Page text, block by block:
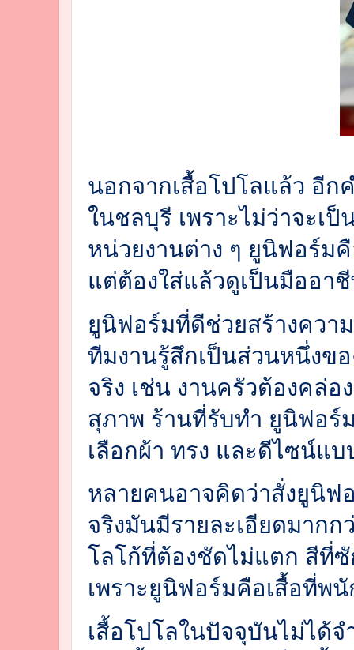
นอกจากเสื้อโปโลแล้ว อี
ในชลบุรี เพราะไม่ว่าจะเ
หน่วยงานต่าง ๆ ยูนิฟอร์ม
แต่ต้องใส่แล้วดูเป็นมืออา
ยูนิฟอร์มที่ดีช่วยสร้างควา
ทีมงานรู้สึกเป็นส่วนหนึ่งข
จริง เช่น งานครัวต้องคล่
สุภาพ ร้านที่รับทำ ยูนิฟอ
เลือกผ้า ทรง และดีไซน์แ
หลายคนอาจคิดว่าสั่งยูนิฟ
จริงมันมีรายละเอียดมากก
โลโก้ที่ต้องชัดไม่แตก สีที่ซั
เพราะยูนิฟอร์มคือเสื้อที่พ
เสื้อโปโลในปัจจุบันไม่ได้